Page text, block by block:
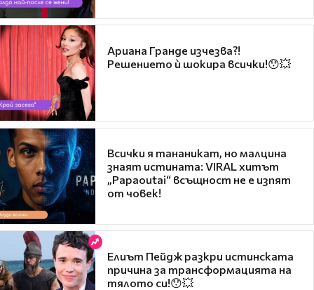
Ариана Гранде изчезва?!
Решението ѝ шокира всички!😯💥
Всички я тананикат, но малцина
знаят истината: VIRAL хитът
„Papaoutai“ всъщност не е изпят
от човек!
Елиът Пейдж разкри истинската
причина за трансформацията на
тялото си!😯💥